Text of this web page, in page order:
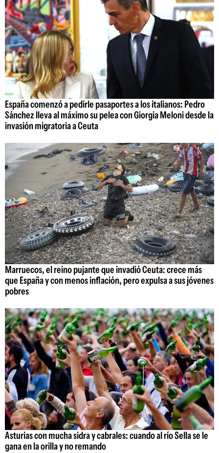
España comenzó a pedirle pasaportes a los italianos: Pedro
Sánchez lleva al máximo su pelea con Giorgia Meloni desde la
invasión migratoria a Ceuta
Marruecos, el reino pujante que invadió Ceuta: crece más
que España y con menos inflación, pero expulsa a sus jóvenes
pobres
Asturias con mucha sidra y cabrales: cuando al río Sella se le
gana en la orilla y no remando